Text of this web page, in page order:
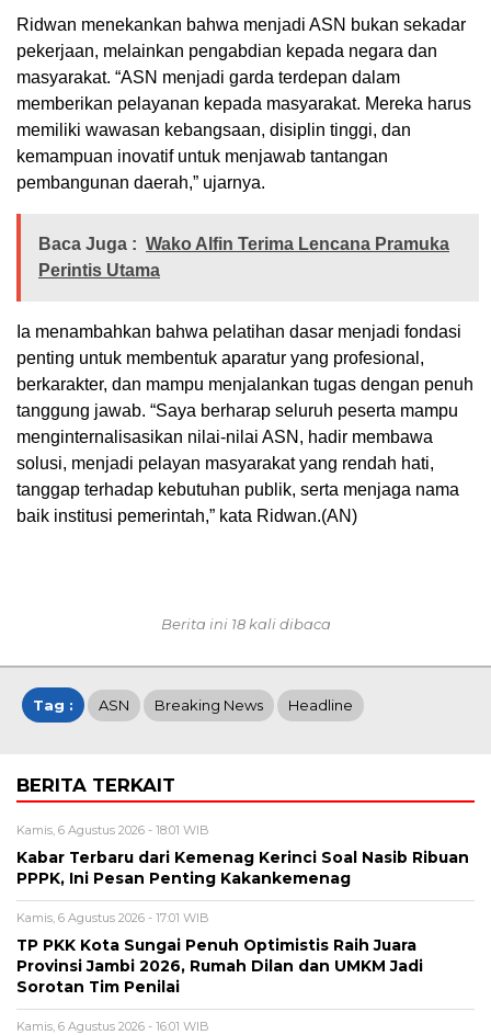
Ridwan menekankan bahwa menjadi ASN bukan sekadar
pekerjaan, melainkan pengabdian kepada negara dan
masyarakat. “ASN menjadi garda terdepan dalam
memberikan pelayanan kepada masyarakat. Mereka harus
memiliki wawasan kebangsaan, disiplin tinggi, dan
kemampuan inovatif untuk menjawab tantangan
pembangunan daerah,” ujarnya.
Baca Juga : Wako Alfin Terima Lencana Pramuka
Perintis Utama
Ia menambahkan bahwa pelatihan dasar menjadi fondasi
penting untuk membentuk aparatur yang profesional,
berkarakter, dan mampu menjalankan tugas dengan penuh
tanggung jawab. “Saya berharap seluruh peserta mampu
menginternalisasikan nilai-nilai ASN, hadir membawa
solusi, menjadi pelayan masyarakat yang rendah hati,
tanggap terhadap kebutuhan publik, serta menjaga nama
baik institusi pemerintah,” kata Ridwan.(AN)
Berita ini 18 kali dibaca
Tag : ASN Breaking News Headline
BERITA TERKAIT
Kamis, 6 Agustus 2026 - 18:01 WIB
Kabar Terbaru dari Kemenag Kerinci Soal Nasib Ribuan
PPPK, Ini Pesan Penting Kakankemenag
Kamis, 6 Agustus 2026 - 17:01 WIB
TP PKK Kota Sungai Penuh Optimistis Raih Juara
Provinsi Jambi 2026, Rumah Dilan dan UMKM Jadi
Sorotan Tim Penilai
Kamis, 6 Agustus 2026 - 16:01 WIB